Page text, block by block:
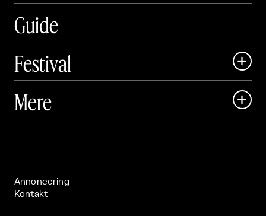
Guide
Festival

 Art Matter Festival
Mere 
Annoncering
Kontakt